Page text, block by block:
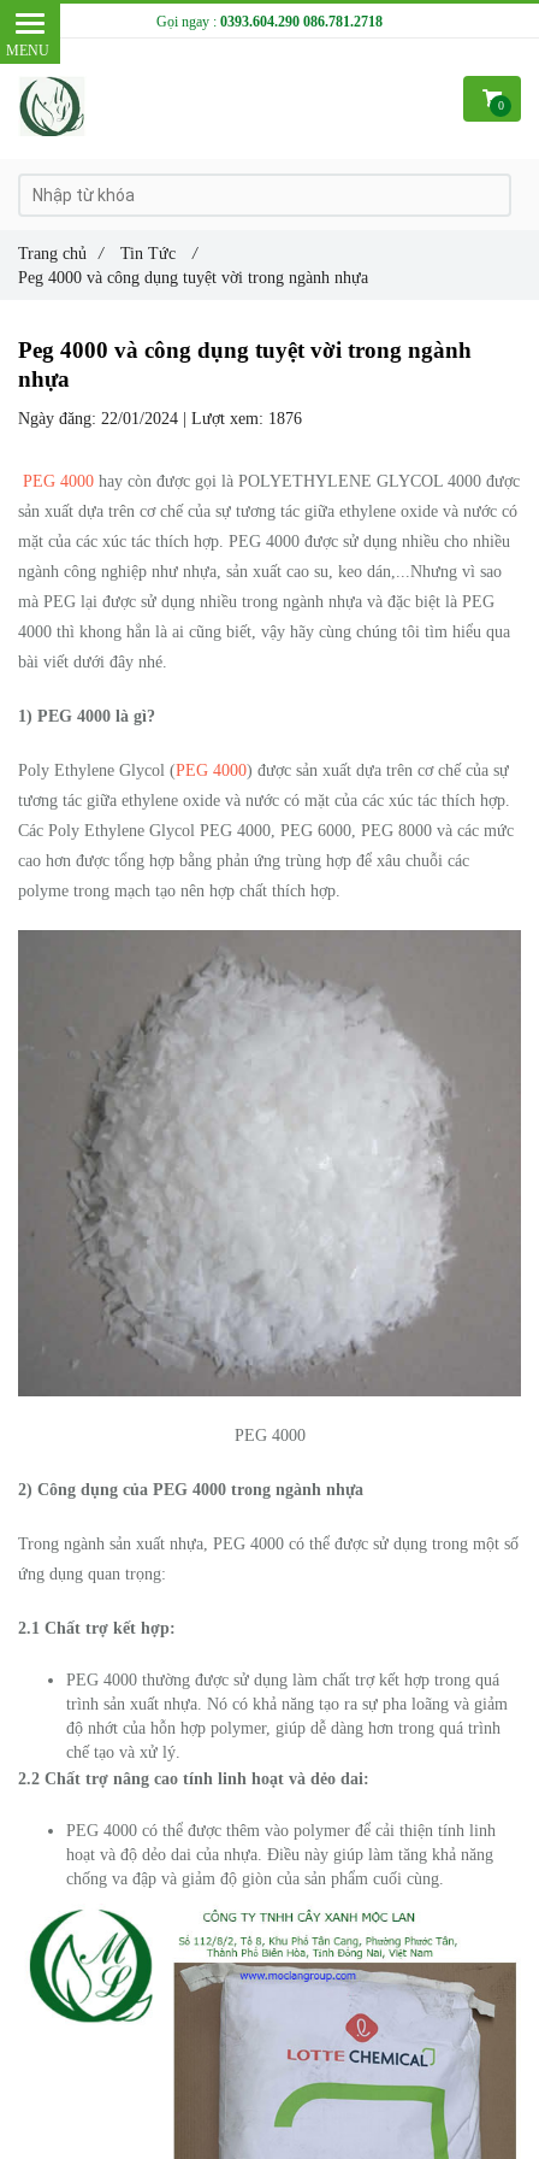
Peg 4000 và công dụng tuyệt vời trong ngành
nhựa
Ngày đăng: 22/01/2024 | Lượt xem: 1876
PEG 4000 hay còn được gọi là POLYETHYLENE GLYCOL 4000 được
sản xuất dựa trên cơ chế của sự tương tác giữa ethylene oxide và nước có
mặt của các xúc tác thích hợp. PEG 4000 được sử dụng nhiều cho nhiều
ngành công nghiệp như nhựa, sản xuất cao su, keo dán,...Nhưng vì sao
mà PEG lại được sử dụng nhiều trong ngành nhựa và đặc biệt là PEG
4000 thì khong hẳn là ai cũng biết, vậy hãy cùng chúng tôi tìm hiểu qua
bài viết dưới đây nhé.
1) PEG 4000 là gì?
Poly Ethylene Glycol (PEG 4000) được sản xuất dựa trên cơ chế của sự
tương tác giữa ethylene oxide và nước có mặt của các xúc tác thích hợp.
Các Poly Ethylene Glycol PEG 4000, PEG 6000, PEG 8000 và các mức
cao hơn được tổng hợp bằng phản ứng trùng hợp để xâu chuỗi các
polyme trong mạch tạo nên hợp chất thích hợp.
PEG 4000
2) Công dụng của PEG 4000 trong ngành nhựa
Trong ngành sản xuất nhựa, PEG 4000 có thể được sử dụng trong một số
ứng dụng quan trọng:
2.1 Chất trợ kết hợp:
PEG 4000 thường được sử dụng làm chất trợ kết hợp trong quá
trình sản xuất nhựa. Nó có khả năng tạo ra sự pha loãng và giảm
độ nhớt của hỗn hợp polymer, giúp dễ dàng hơn trong quá trình
chế tạo và xử lý.
2.2 Chất trợ nâng cao tính linh hoạt và dẻo dai:
PEG 4000 có thể được thêm vào polymer để cải thiện tính linh
hoạt và độ dẻo dai của nhựa. Điều này giúp làm tăng khả năng
chống va đập và giảm độ giòn của sản phẩm cuối cùng.
Trang chủ / Tin Tức
/
Peg 4000 và công dụng tuyệt vời trong ngành nhựa
Gọi ngay : 0393.604.290 086.781.2718
0